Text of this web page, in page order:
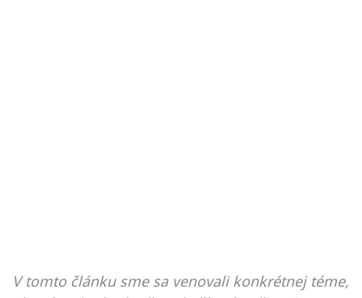
V tomto článku sme sa venovali konkrétnej téme,